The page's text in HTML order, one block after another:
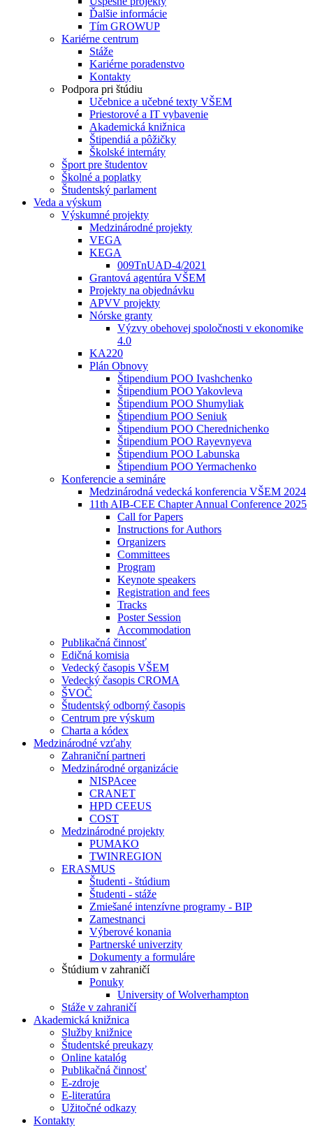
Ďalšie informácie
Tím GROWUP
Kariérne centrum
Stáže
Kariérne poradenstvo
Kontakty
Podpora pri štúdiu
Učebnice a učebné texty VŠEM
Priestorové a IT vybavenie
Akademická knižnica
Štipendiá a pôžičky
Školské internáty
Šport pre študentov
Školné a poplatky
Študentský parlament
Veda a výskum
Výskumné projekty
Medzinárodné projekty
VEGA
KEGA
009TnUAD-4/2021
Grantová agentúra VŠEM
Projekty na objednávku
APVV projekty
Nórske granty
Výzvy obehovej spoločnosti v ekonomike
4.0
KA220
Plán Obnovy
Štipendium POO Ivashchenko
Štipendium POO Yakovleva
Štipendium POO Shumyliak
Štipendium POO Seniuk
Štipendium POO Cherednichenko
Štipendium POO Rayevnyeva
Štipendium POO Labunska
Štipendium POO Yermachenko
Konferencie a semináre
Medzinárodná vedecká konferencia VŠEM 2024
11th AIB-CEE Chapter Annual Conference 2025
Call for Papers
Instructions for Authors
Organizers
Committees
Program
Keynote speakers
Registration and fees
Tracks
Poster Session
Accommodation
Publikačná činnosť
Edičná komisia
Vedecký časopis VŠEM
Vedecký časopis CROMA
ŠVOČ
Študentský odborný časopis
Centrum pre výskum
Charta a kódex
Medzinárodné vzťahy
Zahraniční partneri
Medzinárodné organizácie
NISPAcee
CRANET
HPD CEEUS
COST
Medzinárodné projekty
PUMAKO
TWINREGION
ERASMUS
Študenti - štúdium
Študenti - stáže
Zmiešané intenzívne programy - BIP
Zamestnanci
Výberové konania
Partnerské univerzity
Dokumenty a formuláre
Štúdium v zahraničí
Ponuky
University of Wolverhampton
Stáže v zahraničí
Akademická knižnica
Služby knižnice
Študentské preukazy
Online katalóg
Publikačná činnosť
E-zdroje
E-literatúra
Užitočné odkazy
Kontakty